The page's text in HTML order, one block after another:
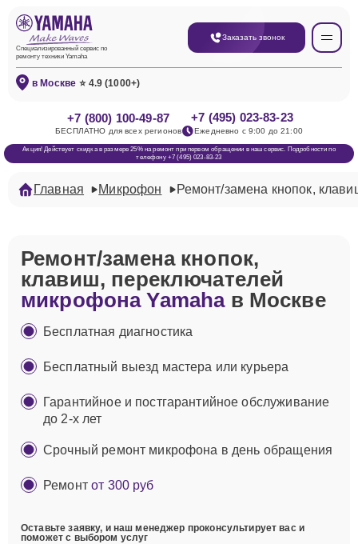
Специализированный сервис по
ремонту техники Yamaha
Заказать звонок
в Москве ⭐ 4.9 (1000+)
+7 (800) 100-49-87
БЕСПЛАТНО для всех регионов
+7 (495) 023-83-23
Ежедневно с 9:00 до 21:00
Акция! Действует скидка в размере 25% на ремонт при первом обращении в наш сервис. Подробности по
телефону +7 (495) 023-83-23
Главная Микрофон Ремонт/замена кнопок,
Ремонт/замена кнопок,
клавиш, переключателей
микрофона Yamahaв Москве
Бесплатная диагностика
Бесплатный выезд мастера или курьера
Гарантийное и постгарантийное обслуживание
до 2-х лет
Срочный ремонт микрофона в день обращения
Ремонтот 300 руб
Оставьте заявку, и наш менеджер проконсультирует вас и
поможет с выбором услуг